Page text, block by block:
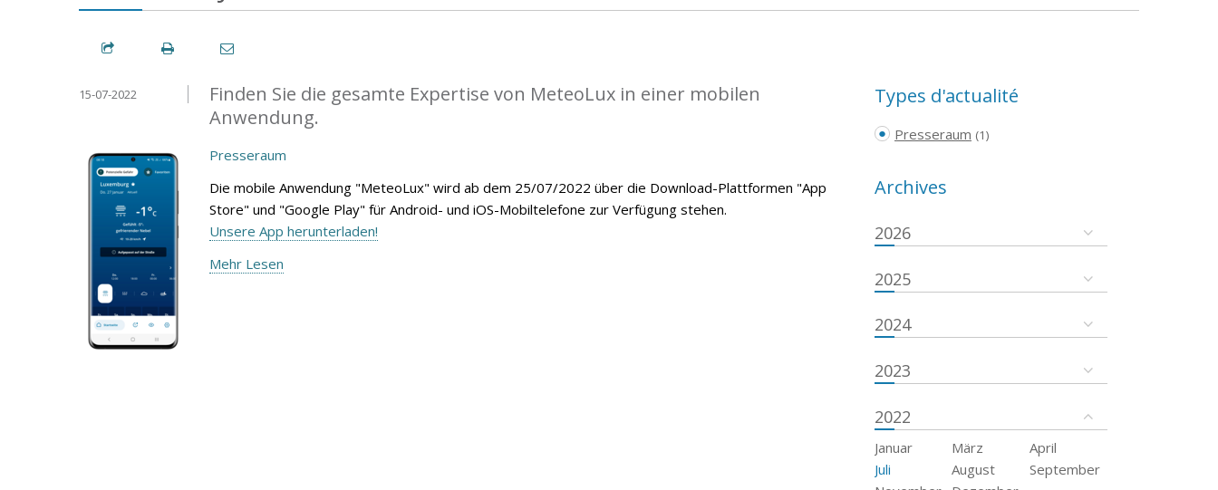
Finden Sie die gesamte Expertise von MeteoLux in einer mobilen
Anwendung.
15-07-2022
Presseraum
Die mobile Anwendung "MeteoLux" wird ab dem 25/07/2022 über die Download-Plattformen "App
Store" und "Google Play" für Android- und iOS-Mobiltelefone zur Verfügung stehen.
Unsere App herunterladen!
Mehr Lesen
Types d'actualité
Presseraum (1)
Archives
2026
2025
2024
2023
2022
Januar März
April
Juli
August
September